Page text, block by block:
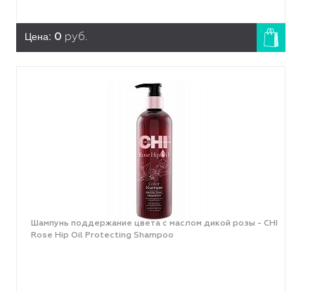
Цена: 0 руб.
Шампунь поддержание цвета с маслом дикой розы - CHI
Rose Hip Oil Protecting Shampoo